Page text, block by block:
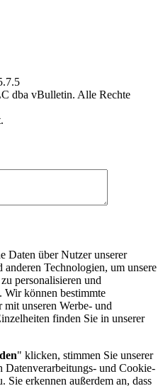
dba vBulletin. Alle Rechte
Daten über Nutzer unserer
Technologien, um unsere
personalisieren und
Wir können bestimmte
unseren Werbe- und
finden Sie in unserer
" klicken, stimmen Sie unserer
Datenverarbeitungs- und Cookie-
Sie erkennen außerdem an, dass